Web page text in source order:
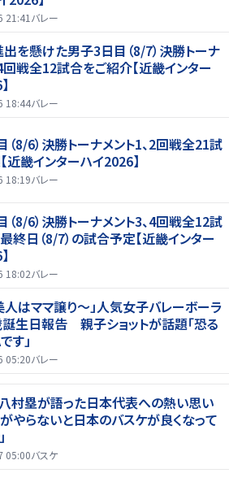
21:41 バレー
を懸けた男子3日目（8/7）決勝トーナ
回戦全12試合をご紹介【近畿インター
18:44バレー
8/6）決勝トーナメント1、2回戦全21試
近畿インターハイ2026】
18:19バレー
8/6）決勝トーナメント3、4回戦全12試
終日（8/7）の試合予定【近畿インター
18:02バレー
人はママ譲り～」人気女子バレーボーラ
生日報告 親子ショットが話題「恐る
す」
05:20バレー
八村塁が語った日本代表への熱い思い
がやらないと日本のバスケが良くなって
05:00バスケ